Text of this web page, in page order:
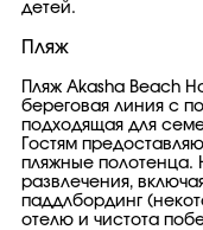
детей.
Пляж
Пляж Akasha Beach
береговая линия с
подходящая для
Гостям
пляжные полотенца.
развлечения,
паддлбординг
отелю и чистота